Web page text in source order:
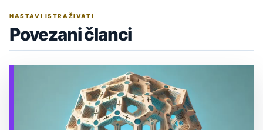
NASTAVI ISTRAŽIVATI
Povezani članci